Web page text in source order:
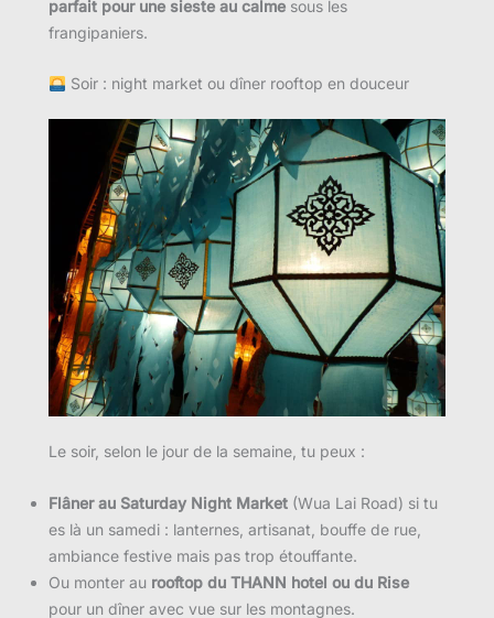
parfait pour une sieste au calme sous les
frangipaniers.
Soir : night market ou dîner rooftop en douceur
Le soir, selon le jour de la semaine, tu peux :
Flâner au Saturday Night Market (Wua Lai Road) si tu
es là un samedi : lanternes, artisanat, bouffe de rue,
ambiance festive mais pas trop étouffante.
Ou monter au rooftop du THANN hotel ou du Rise
pour un dîner avec vue sur les montagnes.